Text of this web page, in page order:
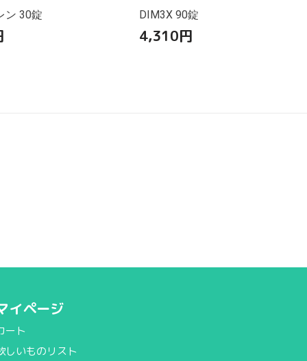
ン 30錠 DIM3X 90錠
4,310円
イページ
ート
しいものリスト